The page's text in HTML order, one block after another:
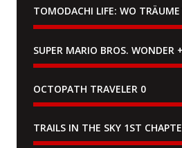
TOMODACHI LIFE: WO TRÄUME
OCTOPATH TRAVELER 0
TRAILS IN THE SKY 1ST